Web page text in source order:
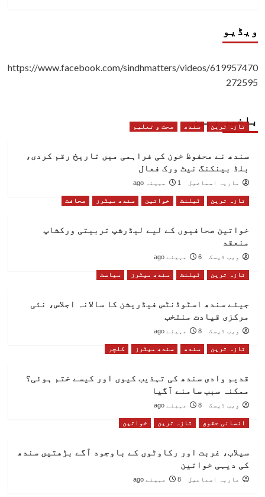
ویڈیو
https://www.facebook.com/sindhmatters/videos/619957470
272595
باخبر رہیں
تازہ ترین سندھ صحت و تعلیم
سندھ نے محفوظ خون کی فراہمی میں تاریخ رقم کردی،
بلڈ بینکنگ نیٹ ورک فعال
ماریہ اسماعیل 1 مہینہ ago
تازہ ترین ٹیلنٹ خواتین سندھ میٹرز صحافت
خواتین صحافیوں کے لیے لیڈرشپ تربیتی ورکشاپ
منعقد
ویب ڈیسک 6 مہینے ago
تازہ ترین ٹیلنٹ سندھ میٹرز سیاست
جیئے سندھ اسٹوڈنٹس فیڈریشن کا سالانہ اجلاس، نئی
مرکزی قیادت منتخب
ویب ڈیسک 8 مہینے ago
تازہ ترین سندھ سندھ میٹرز کلچر
قدیم وادی سندھ کی تہذیب کیوں اور کیسے ختم ہوئی؟
ممکنہ سبب سامنے آگیا
ویب ڈیسک 8 مہینے ago
انسانی حقوق تازہ ترین خواتین
سیلاب، غربت اور رکاوٹوں کے باوجود آگے بڑھتیں سندھ
کی دیہی خواتین
ماریہ اسماعیل 8 مہینے ago